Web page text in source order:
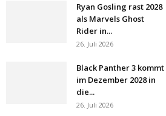
Ryan Gosling rast 2028
als Marvels Ghost
Rider in...
26. Juli 2026
Black Panther 3 kommt
im Dezember 2028 in
die...
26. Juli 2026